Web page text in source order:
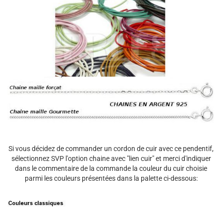
Si vous décidez de commander un cordon de cuir avec ce pendentif,
sélectionnez SVP l'option chaine avec "lien cuir" et merci d'indiquer
dans le commentaire de la commande la couleur du cuir choisie
parmi les couleurs présentées dans la palette ci-dessous: